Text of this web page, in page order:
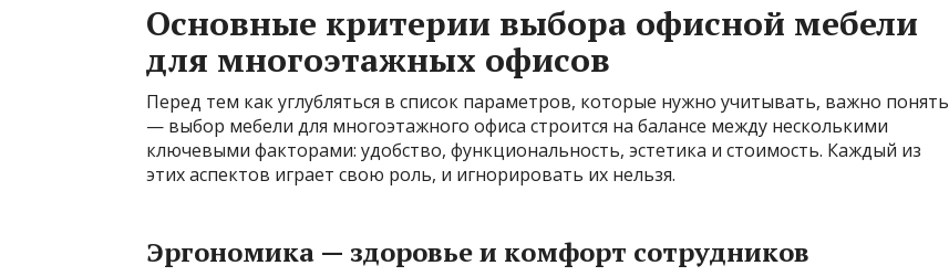
Основные критерии выбора офисной мебели
для многоэтажных офисов
Перед тем как углубляться в список параметров, которые нужно учитывать, важно понять
— выбор мебели для многоэтажного офиса строится на балансе между несколькими
ключевыми факторами: удобство, функциональность, эстетика и стоимость. Каждый из
этих аспектов играет свою роль, и игнорировать их нельзя.
Эргономика — здоровье и комфорт сотрудников